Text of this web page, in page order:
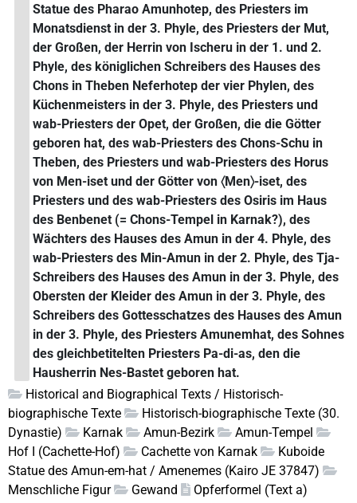
Statue des Pharao Amunhotep, des Priesters im
Monatsdienst in der 3. Phyle, des Priesters der Mut,
der Großen, der Herrin von Ischeru in der 1. und 2.
Phyle, des königlichen Schreibers des Hauses des
Chons in Theben Neferhotep der vier Phylen, des
Küchenmeisters in der 3. Phyle, des Priesters und
wab-Priesters der Opet, der Großen, die die Götter
geboren hat, des wab-Priesters des Chons-Schu in
Theben, des Priesters und wab-Priesters des Horus
von Men-iset und der Götter von 〈Men〉-iset, des
Priesters und des wab-Priesters des Osiris im Haus
des Benbenet (= Chons-Tempel in Karnak?), des
Wächters des Hauses des Amun in der 4. Phyle, des
wab-Priesters des Min-Amun in der 2. Phyle, des Tja-
Schreibers des Hauses des Amun in der 3. Phyle, des
Obersten der Kleider des Amun in der 3. Phyle, des
Schreibers des Gottesschatzes des Hauses des Amun
in der 3. Phyle, des Priesters Amunemhat, des Sohnes
des gleichbetitelten Priesters Pa-di-as, den die
Hausherrin Nes-Bastet geboren hat.
Historical and Biographical Texts / Historisch-
biographische Texte
Historisch-biographische Texte (30.
Dynastie)
Karnak Amun-Bezirk
Amun-Tempel
Hof I (Cachette-Hof)
Cachette von Karnak
Kuboide
Statue des Amun-em-hat / Amenemes (Kairo JE 37847)
Menschliche Figur
Gewand
Opferformel (Text a)